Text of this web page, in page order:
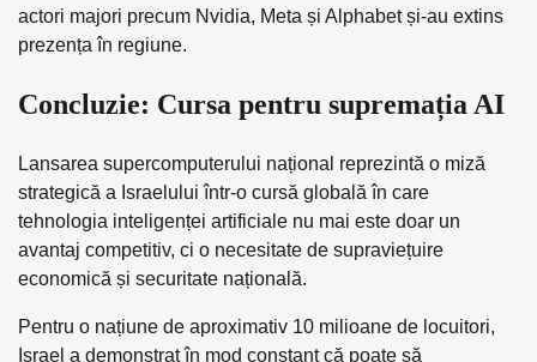
actori majori precum Nvidia, Meta și Alphabet și-au extins
prezența în regiune.
Concluzie: Cursa pentru supremația AI
Lansarea supercomputerului național reprezintă o miză
strategică a Israelului într-o cursă globală în care
tehnologia inteligenței artificiale nu mai este doar un
avantaj competitiv, ci o necesitate de supraviețuire
economică și securitate națională.
Pentru o națiune de aproximativ 10 milioane de locuitori,
Israel a demonstrat în mod constant că poate să